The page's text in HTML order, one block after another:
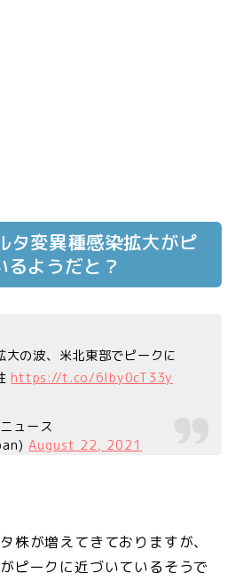
変異種感染拡大がピ
るようだと？
大の波、米北東部でピークに
https://t.co/6lby0cT33y
ュース
August 22, 2021
株が増えてきておりますが、
ピークに近づいているそうで